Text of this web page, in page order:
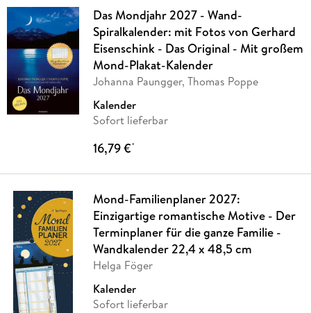
Das Mondjahr 2027 - Wand-
Spiralkalender: mit Fotos von Gerhard
Eisenschink - Das Original - Mit großem
Mond-Plakat-Kalender
Johanna Paungger, Thomas Poppe
Kalender
Sofort lieferbar
16,79 €*
Mond-Familienplaner 2027:
Einzigartige romantische Motive - Der
Terminplaner für die ganze Familie -
Wandkalender 22,4 x 48,5 cm
Helga Föger
Kalender
Sofort lieferbar